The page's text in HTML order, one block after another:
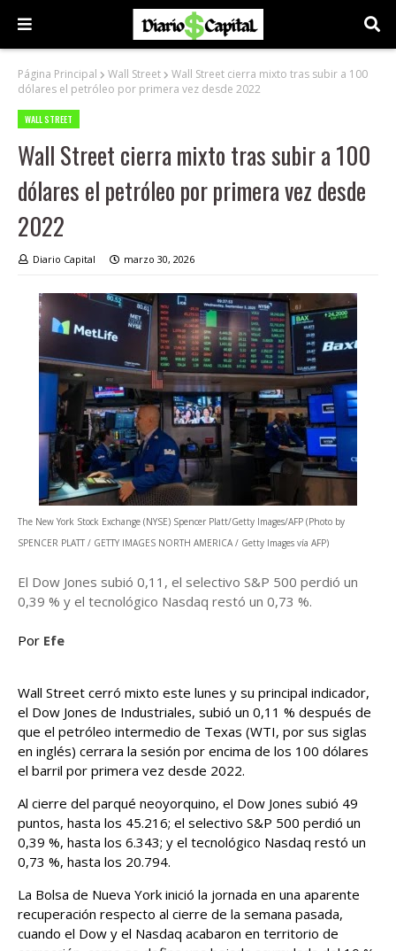
Página Principal Wall Street
Wall Street cierra mixto tras subir a 100
dólares el petróleo por primera vez desde 2022
WALL STREET
Wall Street cierra mixto tras subir a 100
dólares el petróleo por primera vez desde
2022
Diario Capital marzo 30, 2026
The New York Stock Exchange (NYSE) Spencer Platt/Getty Images/AFP (Photo by
SPENCER PLATT / GETTY IMAGES NORTH AMERICA / Getty Images vía AFP)
El Dow Jones subió 0,11, el selectivo S&P 500 perdió un
0,39 % y el tecnológico Nasdaq restó un 0,73 %.
Por Efe
Wall Street cerró mixto este lunes y su principal indicador,
el Dow Jones de Industriales, subió un 0,11 % después de
que el petróleo intermedio de Texas (WTI, por sus siglas
en inglés) cerrara la sesión por encima de los 100 dólares
el barril por primera vez desde 2022.
Al cierre del parqué neoyorquino, el Dow Jones subió 49
puntos, hasta los 45.216; el selectivo S&P 500 perdió un
0,39 %, hasta los 6.343; y el tecnológico Nasdaq restó un
0,73 %, hasta los 20.794.
La Bolsa de Nueva York inició la jornada en una aparente
recuperación respecto al cierre de la semana pasada,
cuando el Dow y el Nasdaq acabaron en territorio de